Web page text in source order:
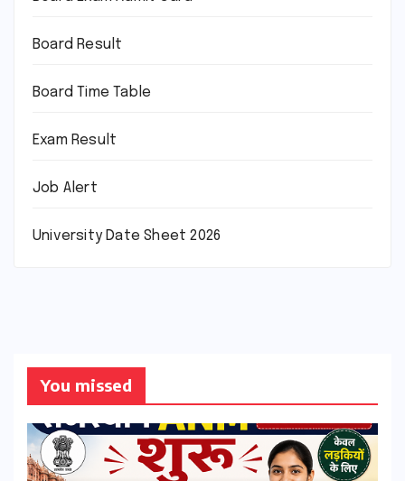
Board Result
Board Time Table
Exam Result
Job Alert
University Date Sheet 2026
You missed